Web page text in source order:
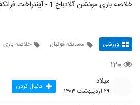
خلاصه بازی مونشن گلادباخ 1 - آینتراخت فرانکفورت 1
ورزشی مسابقه فوتبال خلاصه بازی
۱۲۰
میلاد
۲۹ اردیبهشت ۱۴۰۳ دنبال کردن